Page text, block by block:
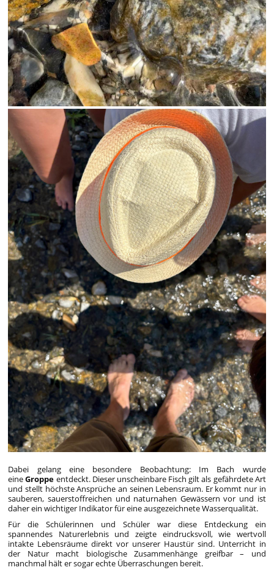
Dabei gelang eine besondere Beobachtung: Im Bach wurde
eineGroppe entdeckt. Dieser unscheinbare Fisch gilt als gefährdete Art
und stellt höchste Ansprüche an seinen Lebensraum. Er kommt nur in
sauberen, sauerstoffreichen und naturnahen Gewässern vor und ist
daher ein wichtiger Indikator für eine ausgezeichnete Wasserqualität.
Für die Schülerinnen und Schüler war diese Entdeckung ein
spannendes Naturerlebnis und zeigte eindrucksvoll, wie wertvoll
intakte Lebensräume direkt vor unserer Haustür sind. Unterricht in
der Natur macht biologische Zusammenhänge greifbar – und
manchmal hält er sogar echte Überraschungen bereit.